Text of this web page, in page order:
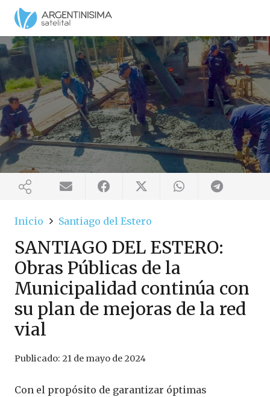
Inicio Santiago del Estero
SANTIAGO DEL ESTERO:
Obras Públicas de la
Municipalidad continúa con
su plan de mejoras de la red
vial
Publicado: 21 de mayo de 2024
Con el propósito de garantizar óptimas